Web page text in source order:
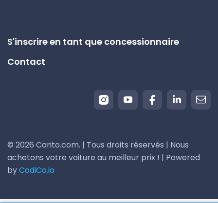
S'inscrire en tant que concessionnaire
Contact
© 2026 Carito.com. | Tous droits réservés | Nous
achetons votre voiture au meilleur prix ! | Powered
byCodiCo.io